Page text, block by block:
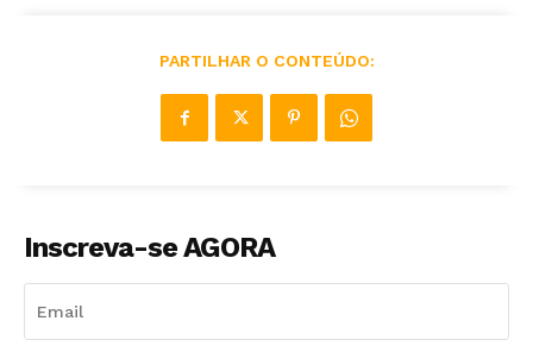
PARTILHAR O CONTEÚDO:
Inscreva-se AGORA